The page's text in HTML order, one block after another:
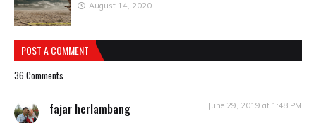
August 14, 2020
POST A COMMENT
36 Comments
fajar herlambang June 29, 2019 at 1:48 PM